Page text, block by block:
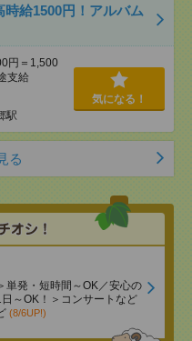
時給1500円！アルバム
円＝1,500
支給
駅
気になる！
る
単発・短時間～OK／安心の
～OK！＞コンサートなど
(8/6UP!)